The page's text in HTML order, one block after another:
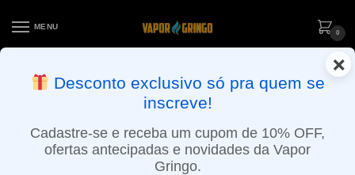
MENU
0
ENTREGA NO MESMO DIA EM SÃO PAULO (SEG A SEX): PEDIDOS
APROVADOS ATÉ 15:30 VIA MOTOBOY
×
Desconto exclusivo só pra quem se
inscreve!
Cadastre-se e receba um cupom de 10% OFF,
ofertas antecipadas e novidades da Vapor
Gringo.